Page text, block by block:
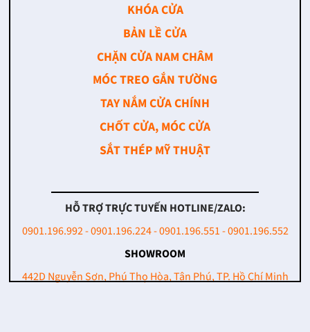
KHÓA CỬA
BẢN LỀ CỬA
CHẶN CỬA NAM CHÂM
MÓC TREO GẮN TƯỜNG
TAY NẮM CỬA CHÍNH
CHỐT CỬA, MÓC CỬA
SẮT THÉP MỸ THUẬT
HỖ TRỢ TRỰC TUYẾN HOTLINE/ZALO:
0901.196.992 - 0901.196.224 - 0901.196.551 - 0901.196.552
SHOWROOM
442D Nguyễn Sơn, Phú Thọ Hòa, Tân Phú, TP. Hồ Chí Minh